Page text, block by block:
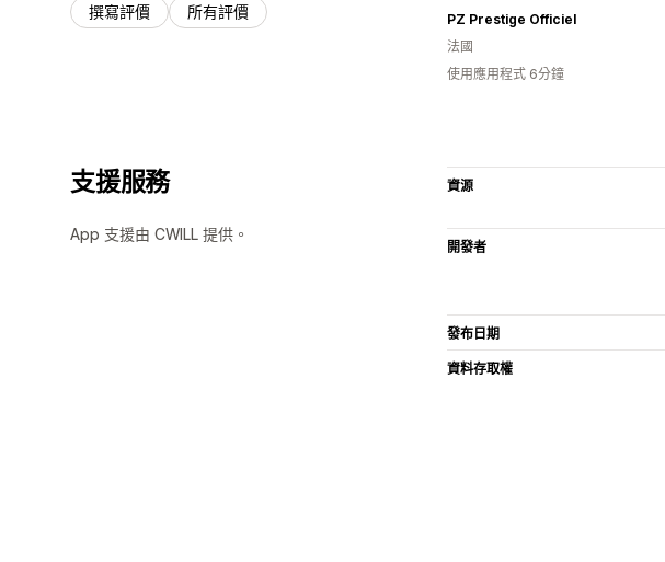
撰寫評價 所有評價
PZ Prestige Officiel
法國
使用應用程式 6分鐘
支援服務
App 支援由 CWILL 提供。
資源
開發者
發布日期
資料存取權